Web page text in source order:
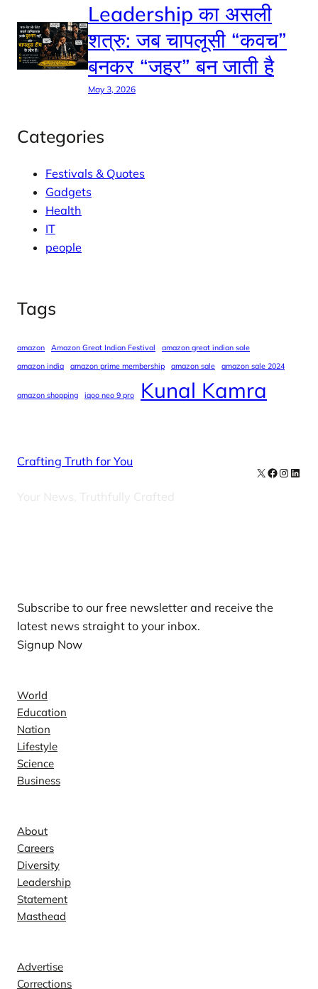
Leadership का असली
शत्रु: जब चापलूसी “कवच”
बनकर “जहर” बन जाती है
May 3, 2026
Categories
Festivals & Quotes
Gadgets
Health
IT
people
Tags
amazon Amazon Great Indian Festival
amazon great indian sale
amazon india
amazon prime membership amazon sale amazon sale 2024
amazon shopping iqoo neo 9 pro Kunal Kamra
Crafting Truth for You
Your News, Truthfully Crafted
X Facebook
Subscribe to our free newsletter and receive the
latest news straight to your inbox.
Signup Now
World
Education
Nation
Lifestyle
Science
Business
About
Careers
Diversity
Leadership
Statement
Masthead
Advertise
Corrections